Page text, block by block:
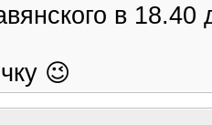
в
😉